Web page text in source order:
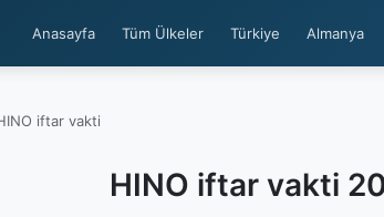
Anasayfa Tüm Ülkeler Türkiye Almanya
iftar vakti
HINO iftar vakti